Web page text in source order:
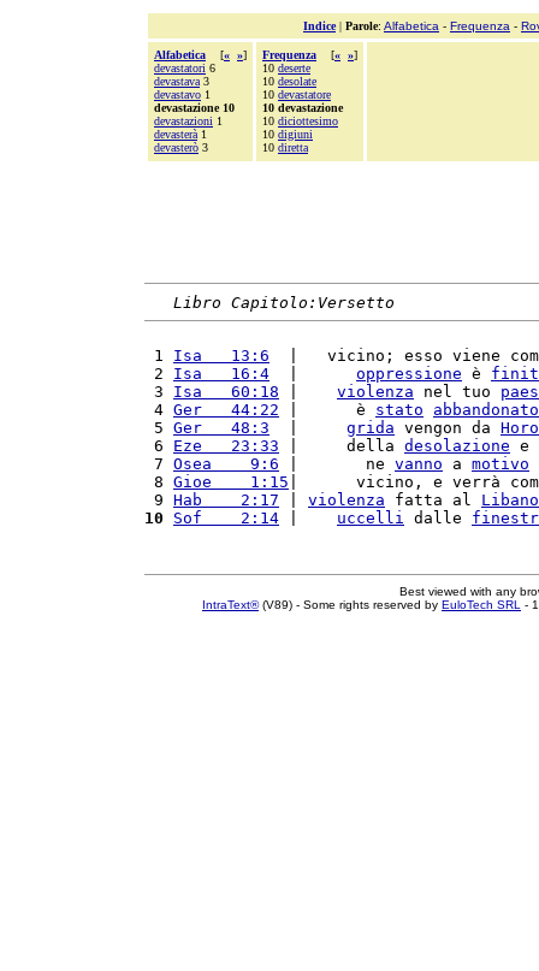
Indice| Parole: Alfabetica - Frequenza -
Alfabetica [« »]
devastatori 6
devastava 3
devastavo 1
devastazione 10
devastazioni 1
devasterà 1
devasterò 3
Frequenza [« »]
10 deserte
10 desolate
10 devastatore
10 devastazione
10 diciottesimo
10 digiuni
10 diretta
Libro Capitolo:Versetto
1 Isa   13:6
|   vicino; esso viene
2 Isa   16:4 oppressione è
3 Isa   60:18 violenza nel tuo
4 Ger   44:22 |      è stato
abbandonato
5 Ger   48:3 grida vengon da
6 Eze   23:33 |     della desolazione e
7 Osea    9:6 |       ne vanno a motivo
8 Gioe    1:15 |      vicino, e verrà
9 Hab    2:17 violenza fatta al Libano
10
Sof    2:14 uccelli dalle
Best viewed with any
IntraText®(V89) - Some rights reserved by EuloTech SRL -